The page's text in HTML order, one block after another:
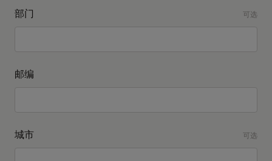
部门 可选
邮编
城市 可选